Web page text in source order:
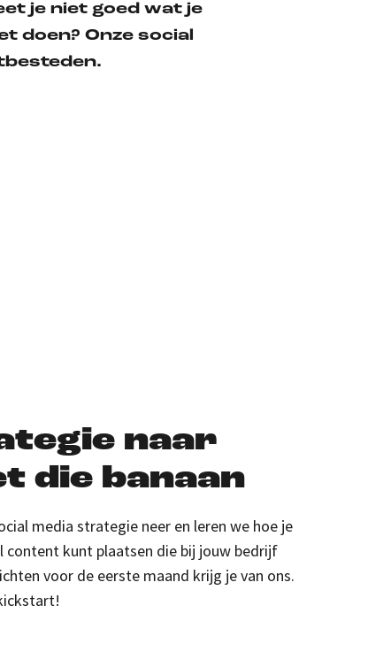
je niet goed wat je
doen? Onze social
naar
die banaan
media strategie neer en leren we hoe je
content kunt plaatsen die bij jouw bedrijf
voor de eerste maand krijg je van ons.